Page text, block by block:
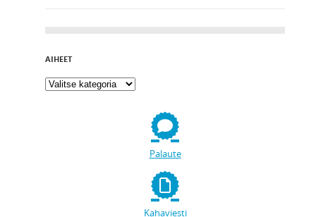
AIHEET
Palaute
Kahaviesti